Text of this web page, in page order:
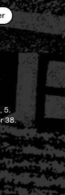
5.
38.